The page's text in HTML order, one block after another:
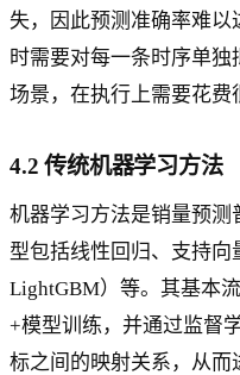
失，因此预测准确率难以
时需要对每一条时序单
场景，在执行上需要花费
4.2 传统机器学习方法
机器学习方法是销量预
型包括线性回归、支持向
LightGBM）等。其基本
+模型训练，并通过监督
标之间的映射关系，从而